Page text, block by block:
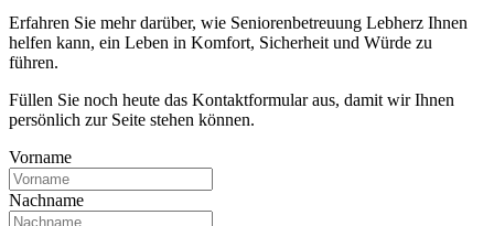
Erfahren Sie mehr darüber, wie Seniorenbetreuung Lebherz Ihnen
helfen kann, ein Leben in Komfort, Sicherheit und Würde zu
führen.
Füllen Sie noch heute das Kontaktformular aus, damit wir Ihnen
persönlich zur Seite stehen können.
Vorname
Nachname